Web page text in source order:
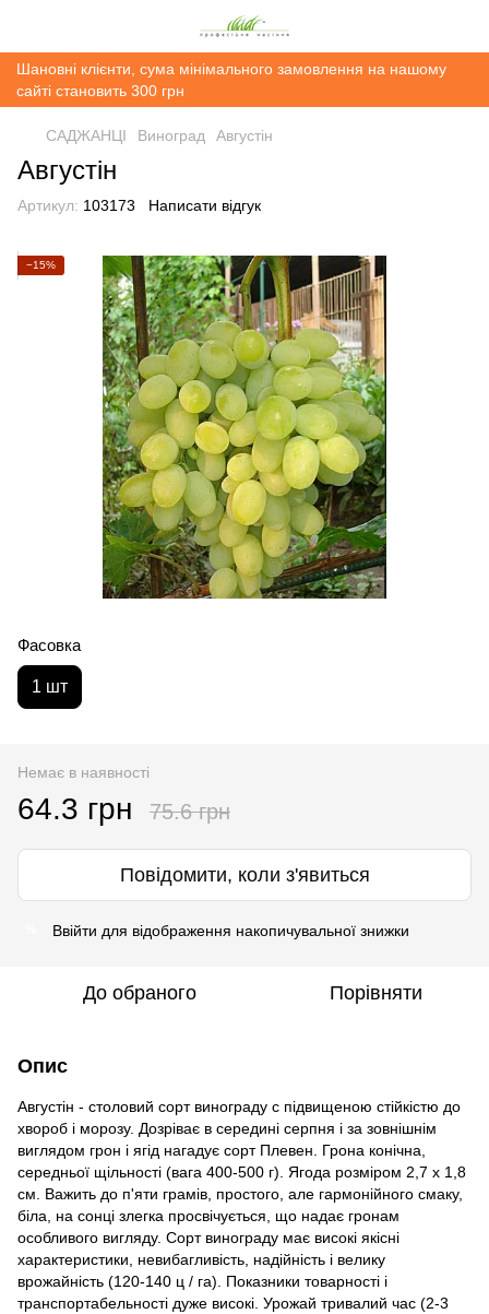
Шановні клієнти, сума мінімального замовлення на нашому
сайті становить 300 грн
САДЖАНЦІ Виноград Августін
Августін
Артикул: 103173 Написати відгук
−15%
Фасовка
1 шт
Немає в наявності
64.3 грн 75.6 грн
Повідомити, коли з'явиться
Ввійти для відображення накопичувальної знижки
До обраного Порівняти
Опис
Августін - столовий сорт винограду c підвищеною стійкістю до
хвороб і морозу. Дозріває в середині серпня і за зовнішнім
виглядом грон і ягід нагадує сорт Плевен. Грона конічна,
середньої щільності (вага 400-500 г). Ягода розміром 2,7 x 1,8
см. Важить до п'яти грамів, простого, але гармонійного смаку,
біла, на сонці злегка просвічується, що надає гронам
особливого вигляду. Сорт винограду має високі якісні
характеристики, невибагливість, надійність і велику
врожайність (120-140 ц / га). Показники товарності і
транспортабельності дуже високі. Урожай тривалий час (2-3